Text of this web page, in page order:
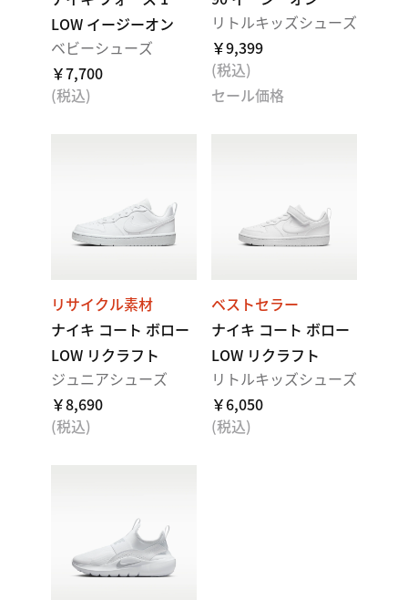
LOW イージーオン
ベビーシューズ
￥7,700
(税込)
リトルキッズシューズ
￥9,399
(税込)
セール価格
リサイクル素材
ナイキ コート ボロー
LOW リクラフト
ジュニアシューズ
￥8,690
(税込)
ベストセラー
ナイキ コート ボロー
LOW リクラフト
リトルキッズシューズ
￥6,050
(税込)